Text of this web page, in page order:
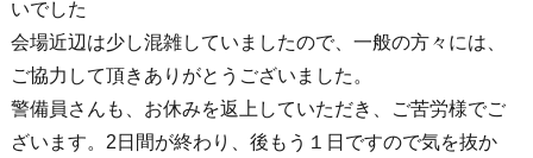
いでした
会場近辺は少し混雑していましたので、一般の方々には、
ご協力して頂きありがとうございました。
警備員さんも、お休みを返上していただき、ご苦労様でご
ざいます。2日間が終わり、後もう１日ですので気を抜か